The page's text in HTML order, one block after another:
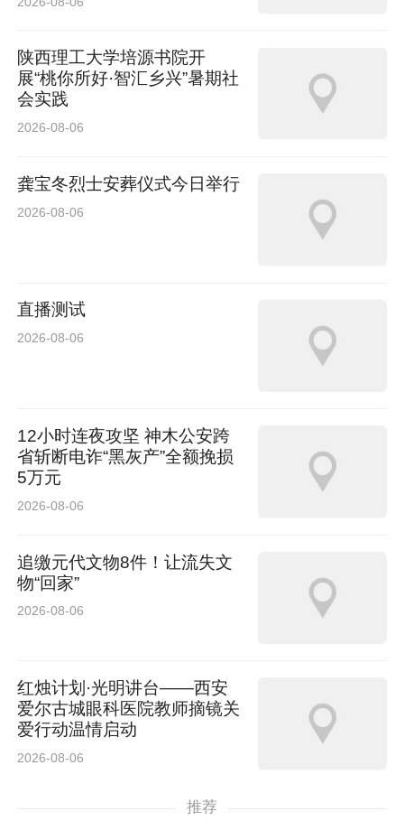
陕西理工大学培源书院开
展“桃你所好·智汇乡兴”暑期社
会实践
2026-08-06
龚宝冬烈士安葬仪式今日举行
2026-08-06
直播测试
2026-08-06
12小时连夜攻坚 神木公安跨
省斩断电诈“黑灰产”全额挽损
5万元
2026-08-06
追缴元代文物8件！让流失文
物“回家”
2026-08-06
红烛计划·光明讲台——西安
爱尔古城眼科医院教师摘镜关
爱行动温情启动
2026-08-06
推荐